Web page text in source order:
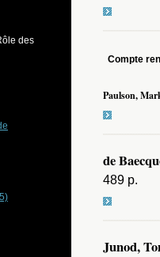
Compte
Paulson,
de
489 p.
Junod,
des